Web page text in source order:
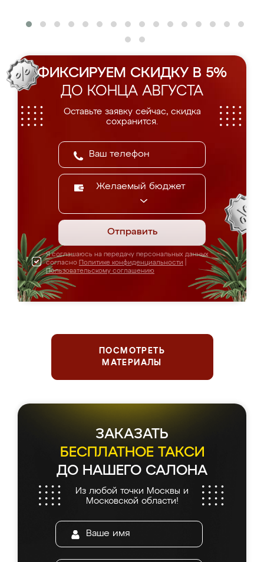
ФИКСИРУЕМ СКИДКУ В 5%
ДО КОНЦА АВГУСТА
Оставьте заявку сейчас, скидка
сохранится.
Желаемый бюджет
Отправить
Я соглашаюсь на передачу персональных данных
согласно Политике конфиденциальности
Пользовательскому соглашению
ПОСМОТРЕТЬ
МАТЕРИАЛЫ
ЗАКАЗАТЬ
БЕСПЛАТНОЕ ТАКСИ
ДО НАШЕГО САЛОНА
Из любой точки Москвы и
Московской области!